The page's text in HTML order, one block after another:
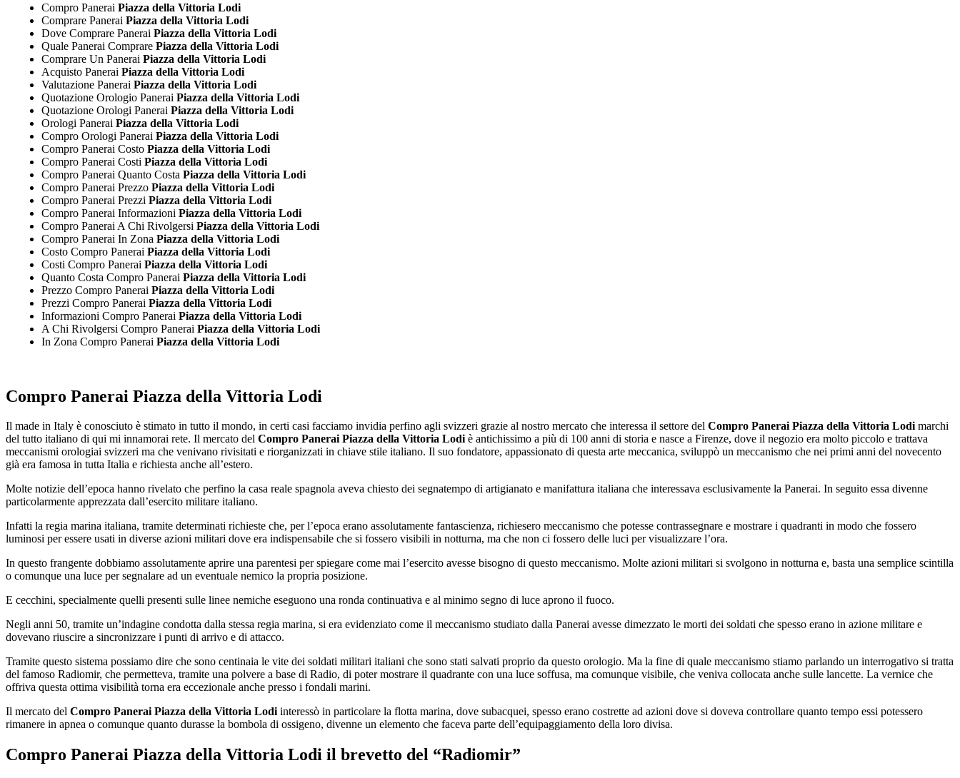
Compro Panerai Piazza della Vittoria Lodi
Comprare Panerai Piazza della Vittoria Lodi
Dove Comprare Panerai Piazza della Vittoria Lodi
Quale Panerai Comprare Piazza della Vittoria Lodi
Comprare Un Panerai Piazza della Vittoria Lodi
Acquisto Panerai Piazza della Vittoria Lodi
Valutazione Panerai Piazza della Vittoria Lodi
Quotazione Orologio Panerai Piazza della Vittoria Lodi
Quotazione Orologi Panerai Piazza della Vittoria Lodi
Orologi Panerai Piazza della Vittoria Lodi
Compro Orologi Panerai Piazza della Vittoria Lodi
Compro Panerai Costo Piazza della Vittoria Lodi
Compro Panerai Costi Piazza della Vittoria Lodi
Compro Panerai Quanto Costa Piazza della Vittoria Lodi
Compro Panerai Prezzo Piazza della Vittoria Lodi
Compro Panerai Prezzi Piazza della Vittoria Lodi
Compro Panerai Informazioni Piazza della Vittoria Lodi
Compro Panerai A Chi Rivolgersi Piazza della Vittoria Lodi
Compro Panerai In Zona Piazza della Vittoria Lodi
Costo Compro Panerai Piazza della Vittoria Lodi
Costi Compro Panerai Piazza della Vittoria Lodi
Quanto Costa Compro Panerai Piazza della Vittoria Lodi
Prezzo Compro Panerai Piazza della Vittoria Lodi
Prezzi Compro Panerai Piazza della Vittoria Lodi
Informazioni Compro Panerai Piazza della Vittoria Lodi
A Chi Rivolgersi Compro Panerai Piazza della Vittoria Lodi
In Zona Compro Panerai Piazza della Vittoria Lodi
Compro Panerai Piazza della Vittoria Lodi
Il made in Italy è conosciuto è stimato in tutto il mondo, in certi casi facciamo invidia perfino agli svizzeri grazie al nostro mercato che interessa il settore del Compro Panerai Piazza della Vittoria Lodimarchi
del tutto italiano di qui mi innamorai rete. Il mercato del Compro Panerai Piazza della Vittoria Lodiè antichissimo a più di 100 anni di storia e nasce a Firenze, dove il negozio era molto piccolo e trattava
meccanismi orologiai svizzeri ma che venivano rivisitati e riorganizzati in chiave stile italiano. Il suo fondatore, appassionato di questa arte meccanica, sviluppò un meccanismo che nei primi anni del novecento
già era famosa in tutta Italia e richiesta anche all’estero.
Molte notizie dell’epoca hanno rivelato che perfino la casa reale spagnola aveva chiesto dei segnatempo di artigianato e manifattura italiana che interessava esclusivamente la Panerai. In seguito essa divenne
particolarmente apprezzata dall’esercito militare italiano.
Infatti la regia marina italiana, tramite determinati richieste che, per l’epoca erano assolutamente fantascienza, richiesero meccanismo che potesse contrassegnare e mostrare i quadranti in modo che fossero
luminosi per essere usati in diverse azioni militari dove era indispensabile che si fossero visibili in notturna, ma che non ci fossero delle luci per visualizzare l’ora.
In questo frangente dobbiamo assolutamente aprire una parentesi per spiegare come mai l’esercito avesse bisogno di questo meccanismo. Molte azioni militari si svolgono in notturna e, basta una semplice scintilla
o comunque una luce per segnalare ad un eventuale nemico la propria posizione.
E cecchini, specialmente quelli presenti sulle linee nemiche eseguono una ronda continuativa e al minimo segno di luce aprono il fuoco.
Negli anni 50, tramite un’indagine condotta dalla stessa regia marina, si era evidenziato come il meccanismo studiato dalla Panerai avesse dimezzato le morti dei soldati che spesso erano in azione militare e
dovevano riuscire a sincronizzare i punti di arrivo e di attacco.
Tramite questo sistema possiamo dire che sono centinaia le vite dei soldati militari italiani che sono stati salvati proprio da questo orologio. Ma la fine di quale meccanismo stiamo parlando un interrogativo si tratta
del famoso Radiomir, che permetteva, tramite una polvere a base di Radio, di poter mostrare il quadrante con una luce soffusa, ma comunque visibile, che veniva collocata anche sulle lancette. La vernice che
offriva questa ottima visibilità torna era eccezionale anche presso i fondali marini.
Il mercato del Compro Panerai Piazza della Vittoria Lodiinteressò in particolare la flotta marina, dove subacquei, spesso erano costrette ad azioni dove si doveva controllare quanto tempo essi potessero
rimanere in apnea o comunque quanto durasse la bombola di ossigeno, divenne un elemento che faceva parte dell’equipaggiamento della loro divisa.
Compro Panerai Piazza della Vittoria Lodi il brevetto del “Radiomir”